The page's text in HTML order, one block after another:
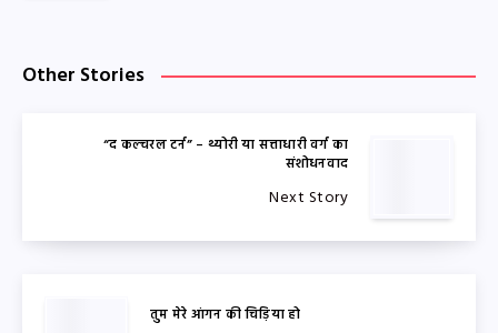
Other Stories
“द कल्चरल टर्न” – थ्योरी या सत्ताधारी वर्ग का
संशोधनवाद
Next Story
तुम मेरे आंगन की चिड़िया हो